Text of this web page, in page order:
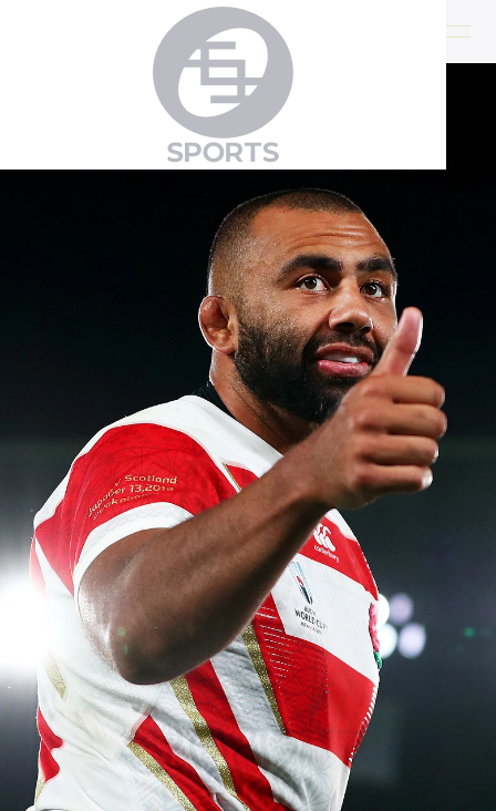
クリエイティブの力で、
クリエイティブの力で、
スポーツを加速させる。
スポーツを加速させる。
私たちがスポーツを思い浮かべるとき
私たちがスポーツを思い浮かべるとき
そこにはいつもアスリートの姿があります。
そこにはいつもアスリートの姿があります。
そのひたむきな挑戦に、
そのひたむきな挑戦に、
心を打たれ、勇気をもらい、
心を打たれ、勇気をもらい、
「自分も頑張ろう」と思える。
「自分も頑張ろう」と思える。
そんな特別な力を持つアスリートを、
そんな特別な力を持つアスリートを、
もっと輝かせたい。
もっと輝かせたい。
私たちは、そう願っています。
私たちは、そう願っています。
スタジアムで感じる高揚感。
スタジアムで感じる高揚感。
スマートフォンやデバイス越しに得られる、
スマートフォンやデバイス越しに得られる、
日常の中での没入感。
日常の中での没入感。
その一つひとつの瞬間を、
その一つひとつの瞬間を、
クリエイティブの力でデザインする。
クリエイティブの力でデザインする。
私たちは、アスリートとファンを繋ぐ
私たちは、アスリートとファンを繋ぐ